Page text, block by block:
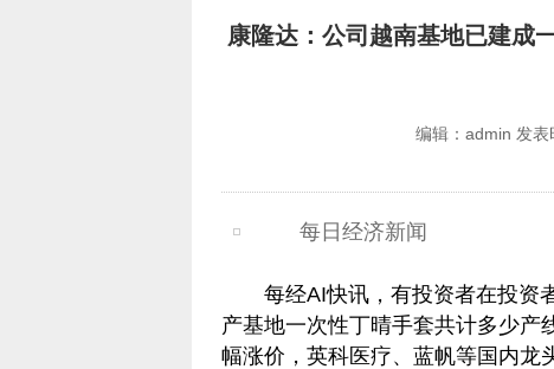
康隆达：公司越南基地已建成
编辑：admin 发
每日经济新闻
每经AI快讯，有投资者在投资
产基地一次性丁晴手套共计多少产
幅涨价，英科医疗、蓝帆等国内龙